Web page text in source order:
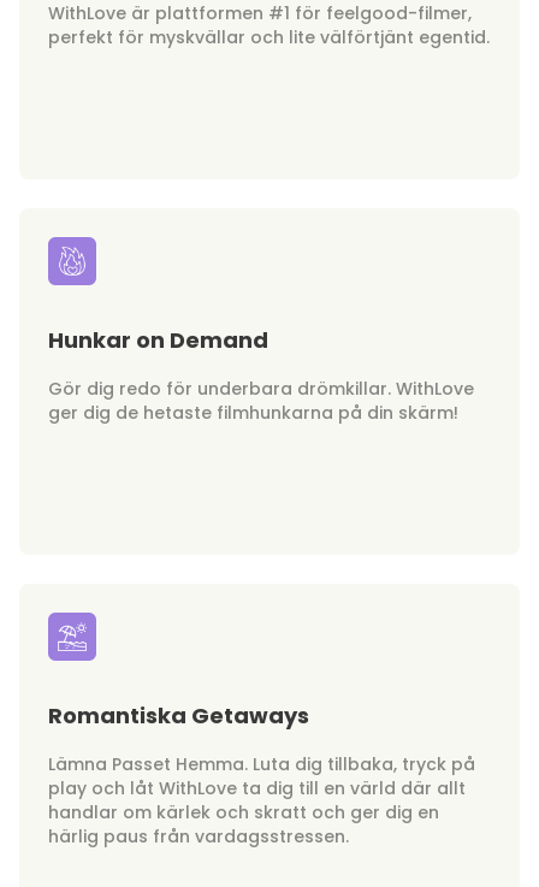
WithLove är plattformen #1 för feelgood-filmer,
perfekt för myskvällar och lite välförtjänt egentid.
Hunkar on Demand
Gör dig redo för underbara drömkillar. WithLove
ger dig de hetaste filmhunkarna på din skärm!
Romantiska Getaways
Lämna Passet Hemma. Luta dig tillbaka, tryck på
play och låt WithLove ta dig till en värld där allt
handlar om kärlek och skratt och ger dig en
härlig paus från vardagsstressen.